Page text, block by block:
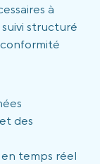
à
structuré
des
temps réel